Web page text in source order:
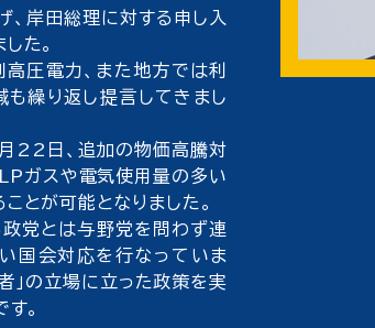
、岸田総理に対する申し入
た。
圧電力、また地方では利
も繰り返し提言してきまし
22日、追加の物価高騰対
ガスや電気使用量の多い
とが可能となりました。
党とは与野党を問わず連
国会対応を行なっていま
者」の立場に立った政策を実
。